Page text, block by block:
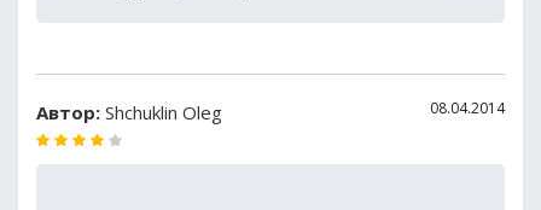
Автор: Shchuklin Oleg 08.04.2014